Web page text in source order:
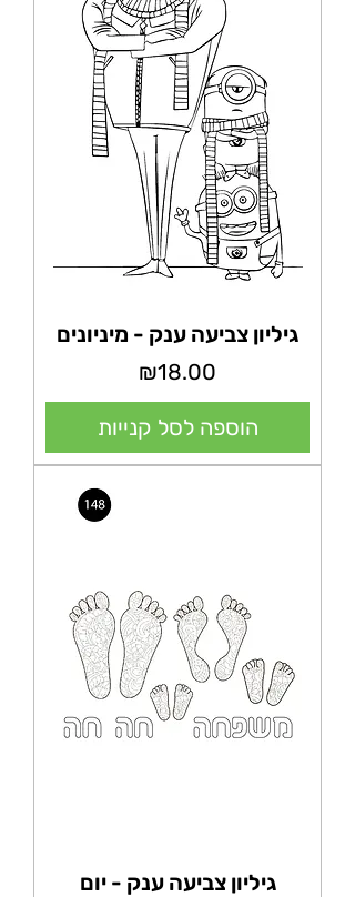
גיליון צביעה ענק - מיניונים
מחיר
₪18.00
הוספה לסל קנייות
גיליון צביעה ענק - יום